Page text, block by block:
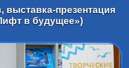
выставка-презентация
в будущее»)